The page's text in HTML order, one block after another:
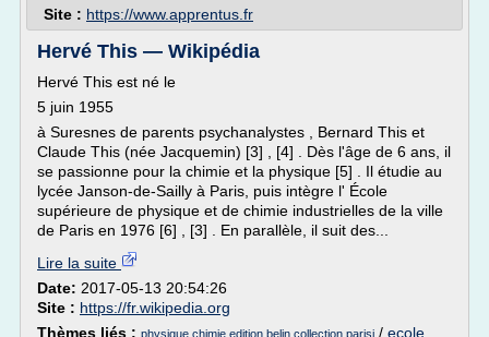
Site : https://www.apprentus.fr
Hervé This — Wikipédia
Hervé This est né le
5 juin 1955
à Suresnes de parents psychanalystes , Bernard This et
Claude This (née Jacquemin) [3] , [4] . Dès l'âge de 6 ans, il
se passionne pour la chimie et la physique [5] . Il étudie au
lycée Janson-de-Sailly à Paris, puis intègre l' École
supérieure de physique et de chimie industrielles de la ville
de Paris en 1976 [6] , [3] . En parallèle, il suit des...
Lire la suite
Date: 2017-05-13 20:54:26
Site : https://fr.wikipedia.org
Thèmes liés : physique chimie edition belin collection parisi / ecole